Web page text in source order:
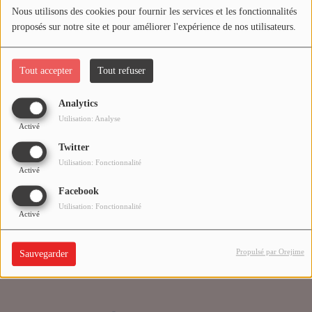
Nous utilisons des cookies pour fournir les services et les fonctionnalités
proposés sur notre site et pour améliorer l'expérience de nos utilisateurs.
Tout accepter Tout refuser
Analytics
Activé
Utilisation: Analyse
Twitter
Activé
Utilisation: Fonctionnalité
Facebook
Activé
Utilisation: Fonctionnalité
Sauvegarder Propulsé par Orejime
Médias
PODCASTS
Agenda
Titres diffusés
Se connecter
Oups, vous avez
rencontré une erreur.
Il semble que la page que vous recherchez n’existe plus.